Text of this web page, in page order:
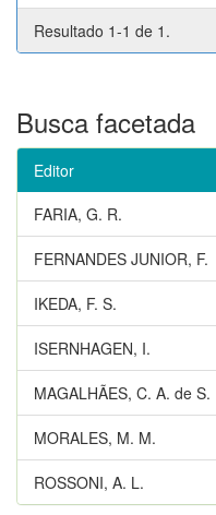
Resultado 1-1 de 1.
Busca facetada
Editor
FARIA, G. R.
FERNANDES JUNIOR, F.
IKEDA, F. S.
ISERNHAGEN, I.
MAGALHÃES, C. A. de S.
MORALES, M. M.
ROSSONI, A. L.